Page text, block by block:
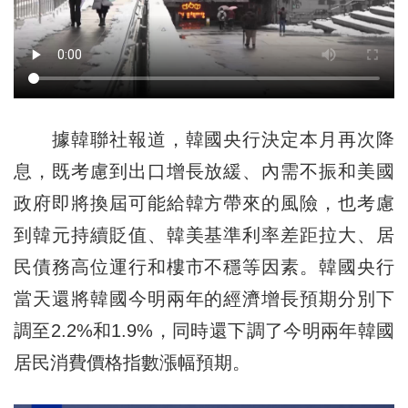
據韓聯社報道，韓國央行決定本月再次降
息，既考慮到出口增長放緩、內需不振和美國
政府即將換屆可能給韓方帶來的風險，也考慮
到韓元持續貶值、韓美基準利率差距拉大、居
民債務高位運行和樓市不穩等因素。韓國央行
當天還將韓國今明兩年的經濟增長預期分別下
調至2.2%和1.9%，同時還下調了今明兩年韓國
居民消費價格指數漲幅預期。